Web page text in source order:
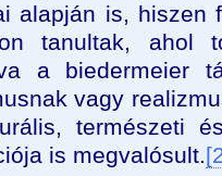
alapján is, hiszen
tanultak,
a biedermeier
vagy
természeti
is megvalósult.